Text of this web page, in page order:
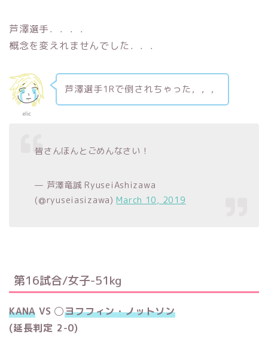
芦澤選手．．．．
概念を変えれませんでした．．．
elic
芦澤選手1Rで倒されちゃった，，，
皆さんほんとごめんなさい！
— 芦澤竜誠 RyuseiAshizawa
(@ryuseiasizawa)March 10, 2019
第16試合/女子-51kg
KANA VS ◯ヨフフィン・ノットソン
(延長判定 2-0)